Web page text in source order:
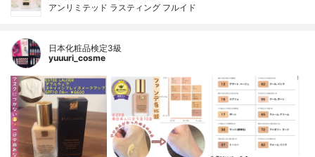
アンリミテッド ラスティング フルイド
日本化粧品検定3級
yuuuri_cosme